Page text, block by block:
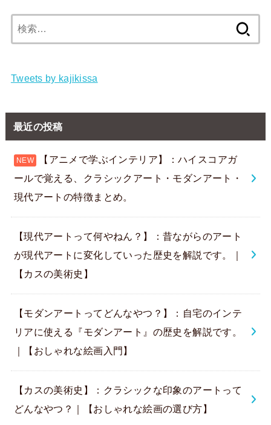
索:
Tweets by kajikissa
最近の投稿
【アニメで学ぶインテリア】：ハイスコアガ
ールで覚える、クラシックアート・モダンアート・
現代アートの特徴まとめ。
【現代アートって何やねん？】：昔ながらのアート
が現代アートに変化していった歴史を解説です。｜
【カスの美術史】
【モダンアートってどんなやつ？】：自宅のインテ
リアに使える『モダンアート』の歴史を解説です。
｜【おしゃれな絵画入門】
【カスの美術史】：クラシックな印象のアートって
どんなやつ？｜【おしゃれな絵画の選び方】